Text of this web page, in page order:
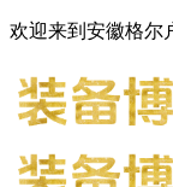
欢迎来到安徽格尔